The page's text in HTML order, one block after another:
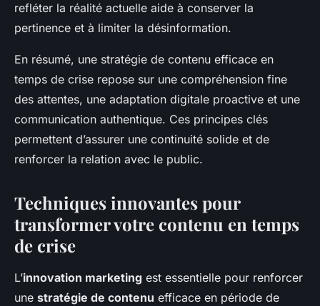
refléter la réalité actuelle aide à conserver la
pertinence et à limiter la désinformation.
En résumé, une stratégie de contenu efficace en
temps de crise repose sur une compréhension fine
des attentes, une adaptation digitale proactive et une
communication authentique. Ces principes clés
permettent d’assurer une continuité solide et de
renforcer la relation avec le public.
Techniques innovantes pour
transformer votre contenu en temps
de crise
L’innovation marketing est essentielle pour renforcer
une stratégie de contenu efficace en période de